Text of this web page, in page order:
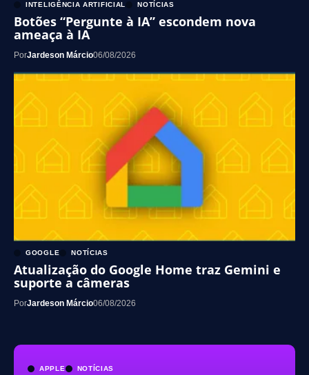
APPLE NOTÍCIAS
INTELIGÊNCIA ARTIFICIAL NOTÍCIAS
Botões “Pergunte à IA” escondem nova
ameaça à IA
PorJardeson Márcio06/08/2026
GOOGLE NOTÍCIAS
Atualização do Google Home traz Gemini e
suporte a câmeras
PorJardeson Márcio06/08/2026